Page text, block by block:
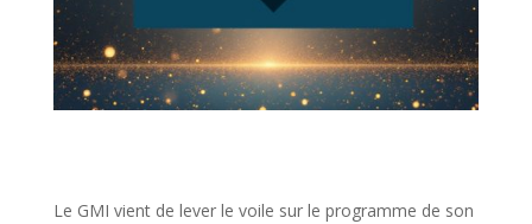
Le GMI vient de lever le voile sur le programme de son